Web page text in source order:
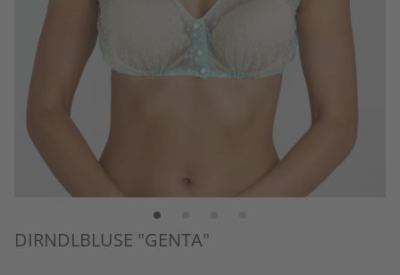
DIRNDLBLUSE "GENTA"